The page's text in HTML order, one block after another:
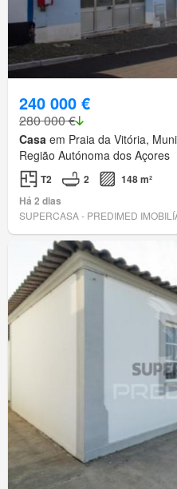
240 000 €
280 000 €
Casa em Praia da Vitória,
Região Autónoma dos Açores
T2 2
148 m²
Há 2 dias
SUPERCASA - PREDIMED